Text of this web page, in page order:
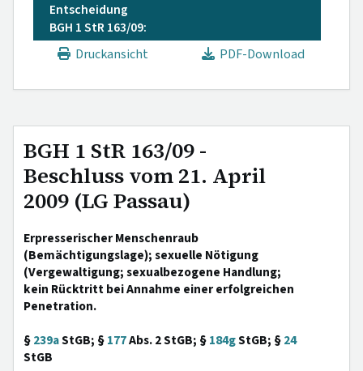
Entscheidung
BGH 1 StR 163/09:
Druckansicht
PDF-Download
BGH 1 StR 163/09 -
Beschluss vom 21. April
2009 (LG Passau)
Erpresserischer Menschenraub
(Bemächtigungslage); sexuelle Nötigung
(Vergewaltigung; sexualbezogene Handlung;
kein Rücktritt bei Annahme einer erfolgreichen
Penetration.
§239aStGB; §177Abs. 2 StGB; §184gStGB; §24
StGB